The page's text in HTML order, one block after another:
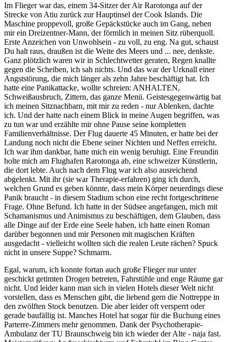
Im Flieger war das, einem 34-Sitzer der Air Rarotonga auf der
Strecke von Atiu zurück zur Hauptinsel der Cook Islands. Die
Maschine proppevoll, große Gepäckstücke auch im Gang, neben
mir ein Dreizentner-Mann, der förmlich in meinen Sitz rüberquoll.
Erste Anzeichen von Unwohlsein - zu voll, zu eng. Na gut, schaust
Du halt raus, draußen ist die Weite des Meers und ... nee, denkste.
Ganz plötzlich waren wir in Schlechtwetter geraten, Regen knallte
gegen die Scheiben, ich sah nichts. Und das war der Urknall einer
Angststörung, die mich länger als zehn Jahre beschäftigt hat. Ich
hatte eine Panikattacke, wollte schreien: ANHALTEN,
Schweißausbruch, Zittern, das ganze Menü. Geistesgegenwärtig bat
ich meinen Sitznachbarn, mit mir zu reden - nur Ablenken, dachte
ich. Und der hatte nach einem Blick in meine Augen begriffen, was
zu tun war und erzählte mir ohne Pause seine kompletten
Familienverhältnisse. Der Flug dauerte 45 Minuten, er hatte bei der
Landung noch nicht die Ebene seiner Nichten und Neffen erreicht.
Ich war ihm dankbar, hatte mich ein wenig beruhigt. Eine Freundin
holte mich am Flughafen Rarotonga ab, eine schweizer Künstlerin,
die dort lebte. Auch nach dem Flug war ich also ausreichend
abgelenkt. Mit ihr (sie war Therapie-erfahren) ging ich durch,
welchen Grund es geben könnte, dass mein Körper neuerdings diese
Panik braucht - in diesem Stadium schon eine recht fortgeschrittene
Frage. Ohne Befund. Ich hatte in der Südsee angefangen, mich mit
Schamanismus und Animismus zu beschäftigen, dem Glauben, dass
alle Dinge auf der Erde eine Seele haben, ich hatte einen Roman
darüber begonnen und mir Personen mit magischen Kräften
ausgedacht - vielleicht wollten sich die realen Leute rächen? Spuck
nicht in unsere Suppe? Schmarrn.
Egal, warum, ich konnte fortan auch große Flieger nur unter
geschickt getimten Drogen betreten, Fahrstühle und enge Räume gar
nicht. Und leider kann man sich in vielen Hotels dieser Welt nicht
vorstellen, dass es Menschen gibt, die liebend gern die Nottreppe in
den zwölften Stock benutzen. Die aber leider oft versperrt oder
gerade baufällig ist. Manches Hotel hat sogar für die Buchung eines
Parterre-Zimmers mehr genommen. Dank der Psychotherapie-
Ambulanz der TU Braunschweig bin ich wieder der Alte - naja fast.